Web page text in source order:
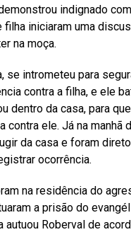
indignado
filha iniciaram uma
na moça.
se intrometeu para
contra a filha, e ele
dentro da casa, para
contra ele. Já na manhã
da casa e foram
ocorrência.
na residência do
a prisão do
autuou Roberval de